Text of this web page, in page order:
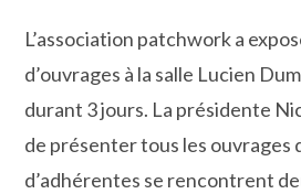
publication :
L’association patchwork a
d’ouvrages à la salle Lucien
durant 3 jours. La présidente
de présenter tous les ouvrages
d’adhérentes se rencontrent